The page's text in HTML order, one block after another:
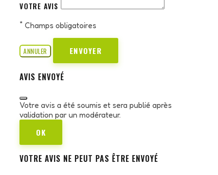
VOTRE AVIS
* Champs obligatoires
ANNULER ENVOYER
AVIS ENVOYÉ
Votre avis a été soumis et sera publié après
validation par un modérateur.
OK
VOTRE AVIS NE PEUT PAS ÊTRE ENVOYÉ